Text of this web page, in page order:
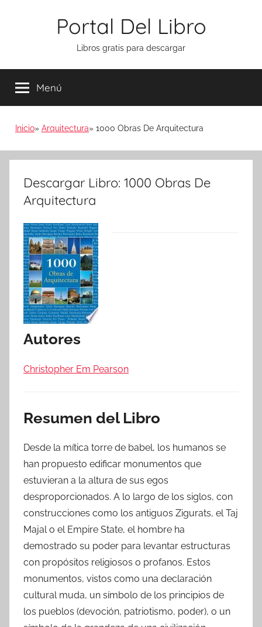
Portal Del Libro
Libros gratis para descargar
Menú
Inicio Arquitectura 1000 Obras De Arquitectura
Descargar Libro: 1000 Obras De
Arquitectura
Autores
Christopher Em Pearson
Resumen del Libro
Desde la mítica torre de babel, los humanos se
han propuesto edificar monumentos que
estuvieran a la altura de sus egos
desproporcionados. A lo largo de los siglos, con
construcciones como los antiguos Zigurats, el Taj
Majal o el Empire State, el hombre ha
demostrado su poder para levantar estructuras
con propósitos religiosos o profanos. Estos
monumentos, vistos como una declaración
cultural muda, un símbolo de los principios de
los pueblos (devoción, patriotismo, poder), o un